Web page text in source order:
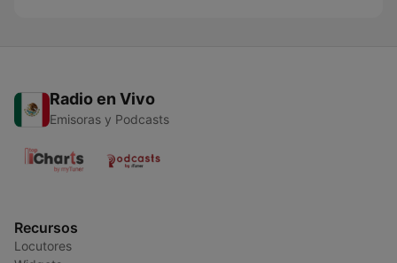
Radio en Vivo
Emisoras y Podcasts
Recursos
Locutores